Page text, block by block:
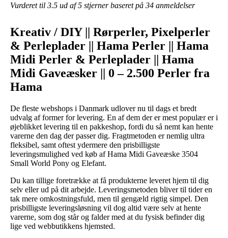
Vurderet til 3.5 ud af 5 stjerner baseret på 34 anmeldelser
Kreativ / DIY || Rørperler, Pixelperler
& Perleplader || Hama Perler || Hama
Midi Perler & Perleplader || Hama
Midi Gaveæsker || 0 – 2.500 Perler fra
Hama
De fleste webshops i Danmark udlover nu til dags et bredt
udvalg af former for levering. En af dem der er mest populær er i
øjeblikket levering til en pakkeshop, fordi du så nemt kan hente
varerne den dag der passer dig. Fragtmetoden er nemlig ultra
fleksibel, samt oftest ydermere den prisbilligste
leveringsmulighed ved køb af Hama Midi Gaveæske 3504
Small World Pony og Elefant.
Du kan tillige foretrække at få produkterne leveret hjem til dig
selv eller ud på dit arbejde. Leveringsmetoden bliver til tider en
tak mere omkostningsfuld, men til gengæld rigtig simpel. Den
prisbilligste leveringsløsning vil dog altid være selv at hente
varerne, som dog står og falder med at du fysisk befinder dig
lige ved webbutikkens hjemsted.